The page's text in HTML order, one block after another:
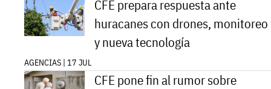
CFE prepara respuesta ante
huracanes con drones, monitoreo
y nueva tecnología
AGENCIAS | 17 JUL
CFE pone fin al rumor sobre